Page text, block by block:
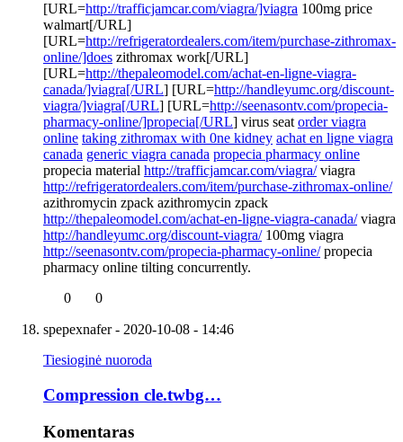
[URL=http://trafficjamcar.com/viagra/]viagra 100mg price
walmart[/URL]
[URL=http://refrigeratordealers.com/item/purchase-zithromax-
online/]does zithromax work[/URL]
[URL=http://thepaleomodel.com/achat-en-ligne-viagra-
canada/]viagra[/URL] [URL=http://handleyumc.org/discount-
viagra/]viagra[/URL] [URL=http://seenasontv.com/propecia-
pharmacy-online/]propecia[/URL] virus seat order viagra
online taking zithromax with 0ne kidney achat en ligne viagra
canada generic viagra canada propecia pharmacy online
propecia material http://trafficjamcar.com/viagra/viagra
http://refrigeratordealers.com/item/purchase-zithromax-online/
azithromycin zpack azithromycin zpack
http://thepaleomodel.com/achat-en-ligne-viagra-canada/viagra
http://handleyumc.org/discount-viagra/100mg viagra
http://seenasontv.com/propecia-pharmacy-online/propecia
pharmacy online tilting concurrently.
0
0
spepexnafer- 2020-10-08 - 14:46
Tiesioginė nuoroda
Compression cle.twbg…
Komentaras